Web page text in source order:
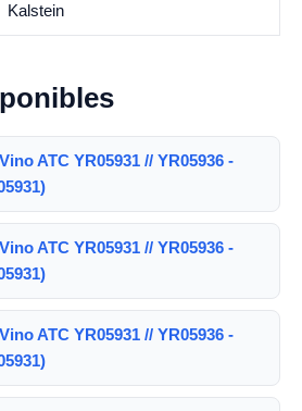
Kalstein
ATC YR05931 // YR05936 -
ATC YR05931 // YR05936 -
ATC YR05931 // YR05936 -